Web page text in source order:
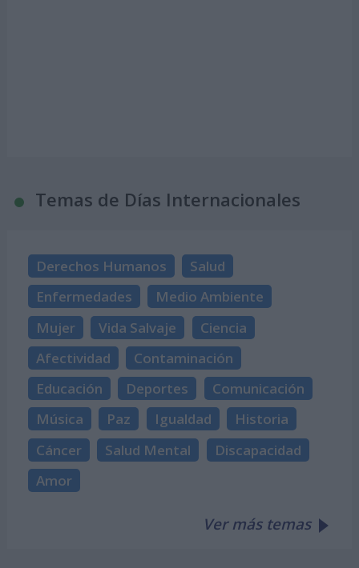
Temas de Días Internacionales
Derechos Humanos
Salud
Enfermedades
Medio Ambiente
Mujer
Vida Salvaje
Ciencia
Afectividad
Contaminación
Educación
Deportes
Comunicación
Música
Paz Igualdad
Historia
Cáncer
Salud Mental
Discapacidad
Amor
Ver más temas